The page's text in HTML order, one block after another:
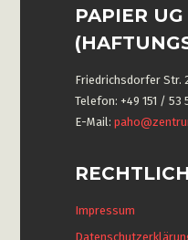
PAPIER UG
Friedrichsdorfer Str.
Telefon: +49 151 / 53
E-Mail:
Impressum